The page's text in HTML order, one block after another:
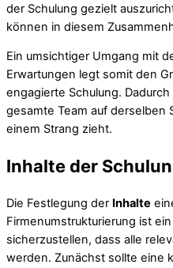
der Schulung gezielt
können in diesem
Ein umsichtiger Umgang mit
Erwartungen legt somit den
engagierte Schulung.
gesamte Team auf derselben
einem Strang zieht.
Inhalte der
Die Festlegung der Inhalte
Firmenumstrukturierung ist
sicherzustellen, dass alle
werden. Zunächst sollte eine